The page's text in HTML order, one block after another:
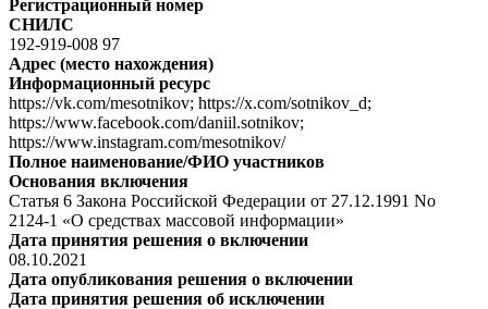
Регистрационный номер
СНИЛС
192-919-008 97
Адрес (место нахождения)
Информационный ресурс
https://vk.com/mesotnikov; https://x.com/sotnikov_d;
https://www.facebook.com/daniil.sotnikov;
https://www.instagram.com/mesotnikov/
Полное наименование/ФИО участников
Основания включения
Статья 6 Закона Российской Федерации от 27.12.1991 No
2124-1 «О средствах массовой информации»
Дата принятия решения о включении
08.10.2021
Дата опубликования решения о включении
Дата принятия решения об исключении